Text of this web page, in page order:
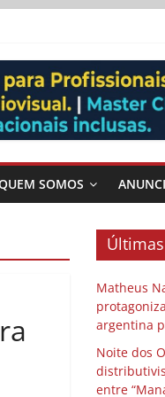
Zbigniew Cybulski
de vida
SOMOS
Matheus
argentina
Noite dos
entre